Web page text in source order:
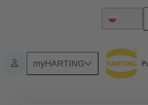
myHARTING
Elektryczne 09 33 000 6102